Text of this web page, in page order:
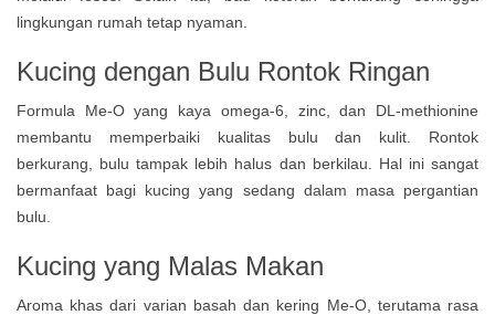
lingkungan rumah tetap nyaman.
Kucing dengan Bulu Rontok Ringan
Formula Me-O yang kaya omega-6, zinc, dan DL-methionine
membantu memperbaiki kualitas bulu dan kulit. Rontok
berkurang, bulu tampak lebih halus dan berkilau. Hal ini sangat
bermanfaat bagi kucing yang sedang dalam masa pergantian
bulu.
Kucing yang Malas Makan
Aroma khas dari varian basah dan kering Me-O, terutama rasa